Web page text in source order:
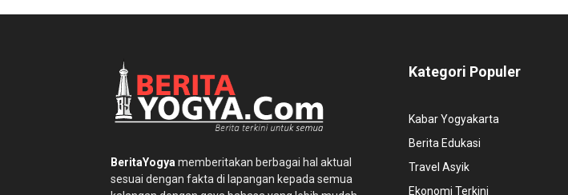
BeritaYogya memberitakan berbagai hal aktual
sesuai dengan fakta di lapangan kepada semua
Kategori Populer
Kabar Yogyakarta
Berita Edukasi
Travel Asyik
Ekonomi Terkini